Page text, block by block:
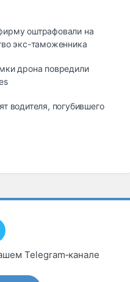
оштрафовали на
экс-таможенника
дрона повредили
водителя, погубившего
Telegram‑канале